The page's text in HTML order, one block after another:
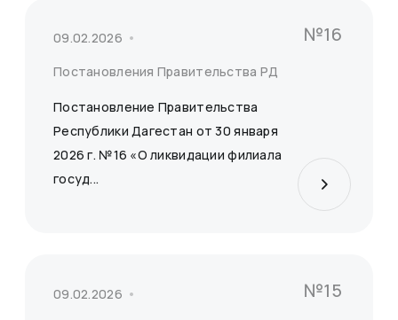
09.02.2026
Постановления Правительства РД
№16
Постановление Правительства
Республики Дагестан от 30 января
2026 г. №16 «О ликвидации филиала
госуд...
09.02.2026
№15